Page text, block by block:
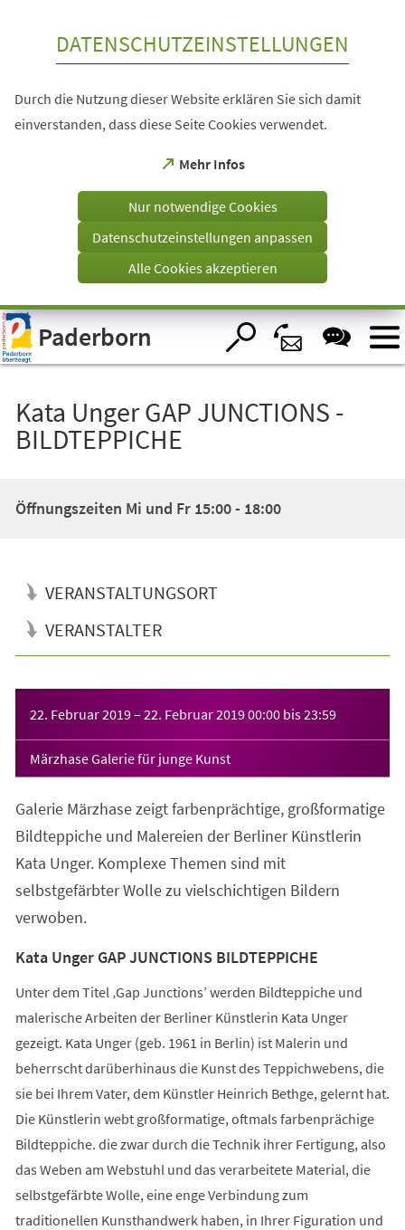
Visuelle
Assistenzsoftware
öffnen.
DATENSCHUTZEINSTELLUNGEN
Durch die Nutzung dieser Website erklären Sie sich damit
einverstanden, dass diese Seite Cookies verwendet.
Mehr Infos
(Öffnet
einem
Tab)
Nur notwendige Cookies
Datenschutzeinstellungen anpassen
Alle Cookies akzeptieren
Paderborn
Kata Unger GAP JUNCTIONS -
BILDTEPPICHE
Öffnungszeiten Mi und Fr 15:00 - 18:00
VERANSTALTUNGSORT
VERANSTALTER
22. Februar 2019– 22. Februar 201900:00 bis23:59
Märzhase Galerie für junge Kunst
Galerie Märzhase zeigt farbenprächtige, großformatige
Bildteppiche und Malereien der Berliner Künstlerin
Kata Unger. Komplexe Themen sind mit
selbstgefärbter Wolle zu vielschichtigen Bildern
verwoben.
Kata Unger GAP JUNCTIONS BILDTEPPICHE
Unter dem Titel ‚Gap Junctions’ werden Bildteppiche und
malerische Arbeiten der Berliner Künstlerin Kata Unger
gezeigt. Kata Unger (geb. 1961 in Berlin) ist Malerin und
beherrscht darüberhinaus die Kunst des Teppichwebens, die
sie bei Ihrem Vater, dem Künstler Heinrich Bethge, gelernt hat.
Die Künstlerin webt großformatige, oftmals farbenprächige
Bildteppiche. die zwar durch die Technik ihrer Fertigung, also
das Weben am Webstuhl und das verarbeitete Material, die
selbstgefärbte Wolle, eine enge Verbindung zum
traditionellen Kunsthandwerk haben, in Ihrer Figuration und